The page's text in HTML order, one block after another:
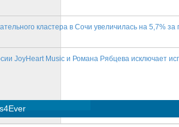
кластера в Сочи увеличилась на 5,7% за
JoyHeart Music и Романа Рябцева исключает